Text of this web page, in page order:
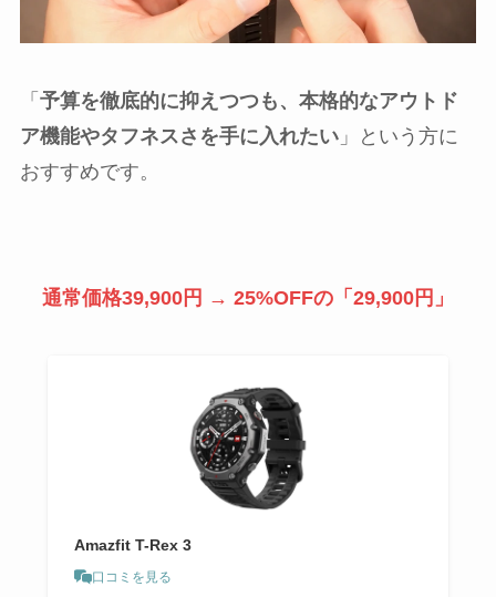
「 予算を徹底的に抑えつつも、本格的なアウトド
ア機能やタフネスさを手に入れたい」という方に
おすすめです。
通常価格39,900円 → 25%OFFの「29,900円」
Amazfit T-Rex 3
口コミを見る